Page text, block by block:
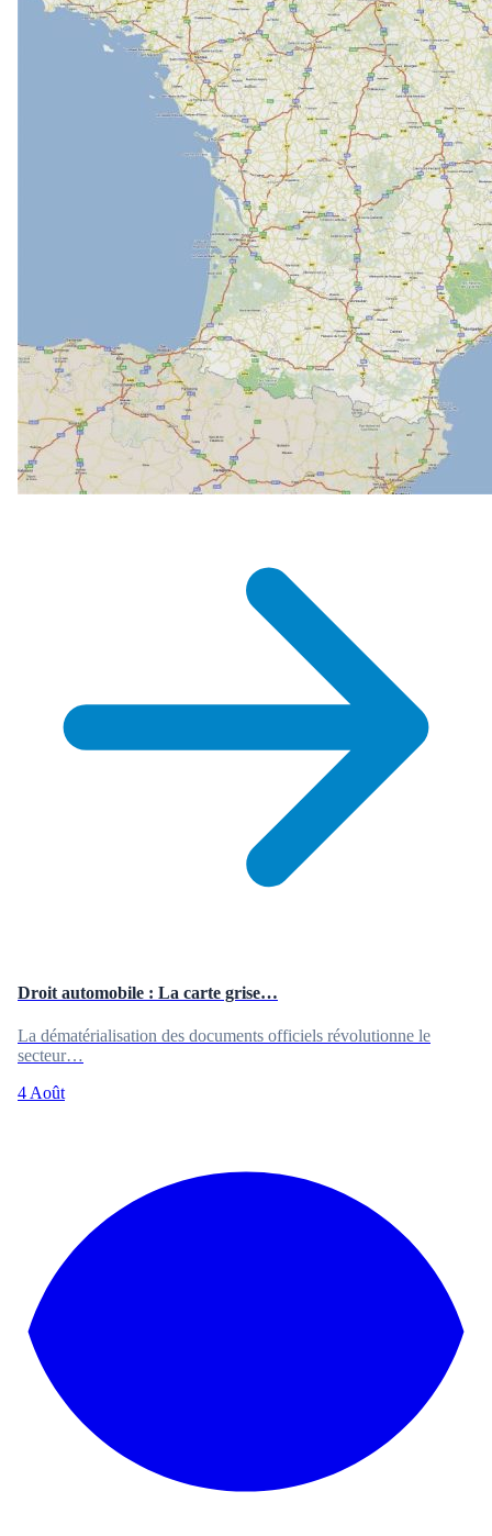
Droit automobile : La carte grise…
La dématérialisation des documents officiels révolutionne le
secteur…
4 Août